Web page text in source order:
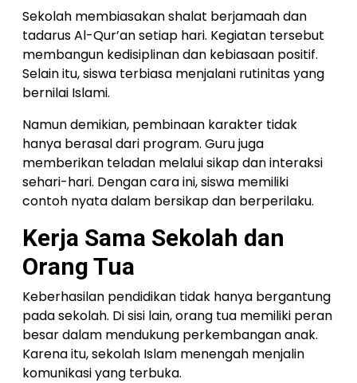
Sekolah membiasakan shalat berjamaah dan
tadarus Al-Qur’an setiap hari. Kegiatan tersebut
membangun kedisiplinan dan kebiasaan positif.
Selain itu, siswa terbiasa menjalani rutinitas yang
bernilai Islami.
Namun demikian, pembinaan karakter tidak
hanya berasal dari program. Guru juga
memberikan teladan melalui sikap dan interaksi
sehari-hari. Dengan cara ini, siswa memiliki
contoh nyata dalam bersikap dan berperilaku.
Kerja Sama Sekolah dan
Orang Tua
Keberhasilan pendidikan tidak hanya bergantung
pada sekolah. Di sisi lain, orang tua memiliki peran
besar dalam mendukung perkembangan anak.
Karena itu, sekolah Islam menengah menjalin
komunikasi yang terbuka.